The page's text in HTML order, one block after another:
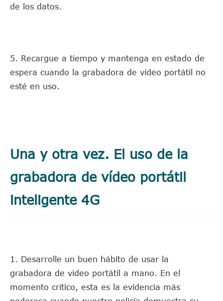
de los datos.
5. Recargue a tiempo y mantenga en estado de
espera cuando la grabadora de vídeo portátil no
esté en uso.
Una y otra vez. El uso de la
grabadora de vídeo portátil
inteligente 4G
1. Desarrolle un buen hábito de usar la
grabadora de video portátil a mano. En el
momento crítico, esta es la evidencia más